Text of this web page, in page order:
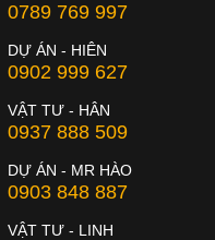
0789 769 997
DỰ ÁN - HIÊN
0902 999 627
VẬT TƯ - HÂN
0937 888 509
DỰ ÁN - MR HÀO
0903 848 887
VẬT TƯ - LINH